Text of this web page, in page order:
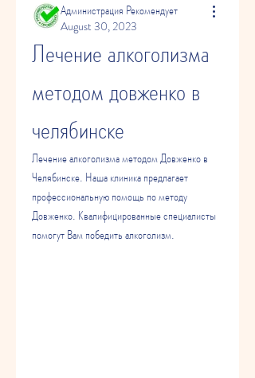
Администрация Рекомендует
August 30, 2023
Лечение алкоголизма
методом довженко в
челябинске
Лечение алкоголизма методом Довженко в
Челябинске. Наша клиника предлагает
профессиональную помощь по методу
Довженко. Квалифицированные специалисты
помогут Вам победить алкоголизм.